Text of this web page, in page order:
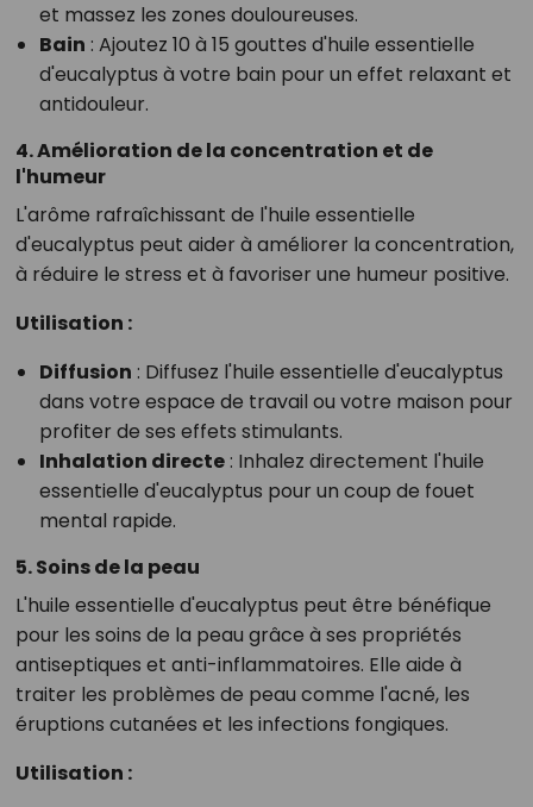
et massez les zones douloureuses.
Bain : Ajoutez 10 à 15 gouttes d'huile essentielle
d'eucalyptus à votre bain pour un effet relaxant et
antidouleur.
4. Amélioration de la concentration et de
l'humeur
L'arôme rafraîchissant de l'huile essentielle
d'eucalyptus peut aider à améliorer la concentration,
à réduire le stress et à favoriser une humeur positive.
Utilisation :
Diffusion : Diffusez l'huile essentielle d'eucalyptus
dans votre espace de travail ou votre maison pour
profiter de ses effets stimulants.
Inhalation directe: Inhalez directement l'huile
essentielle d'eucalyptus pour un coup de fouet
mental rapide.
5. Soins de la peau
L'huile essentielle d'eucalyptus peut être bénéfique
pour les soins de la peau grâce à ses propriétés
antiseptiques et anti-inflammatoires. Elle aide à
traiter les problèmes de peau comme l'acné, les
éruptions cutanées et les infections fongiques.
Utilisation :